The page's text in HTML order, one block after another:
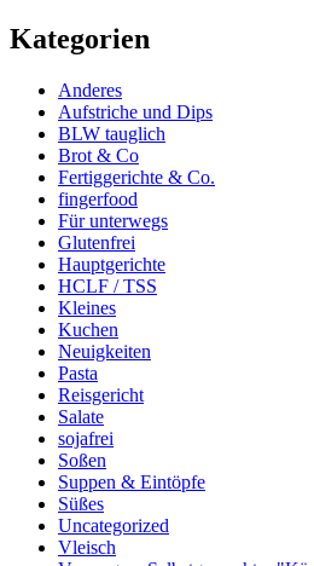
Kategorien
Anderes
Aufstriche und Dips
BLW tauglich
Brot & Co
Fertiggerichte & Co.
fingerfood
Für unterwegs
Glutenfrei
Hauptgerichte
HCLF / TSS
Kleines
Kuchen
Neuigkeiten
Pasta
Reisgericht
Salate
sojafrei
Soßen
Suppen & Eintöpfe
Süßes
Uncategorized
Vleisch